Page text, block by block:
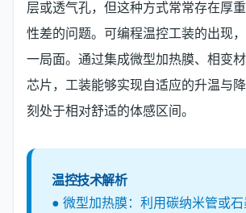
层或透气孔，但这种方式常常存在厚
性差的问题。可编程温控工装的出现
一局面。通过集成微型加热膜、相变
芯片，工装能够实现自适应的升温与
刻处于相对舒适的体感区间。
温控技术解析
● 微型加热膜：利用碳纳米管或石